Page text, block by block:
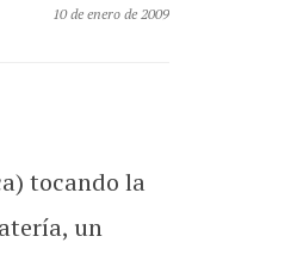
10 de enero de 2009
tocando la
un